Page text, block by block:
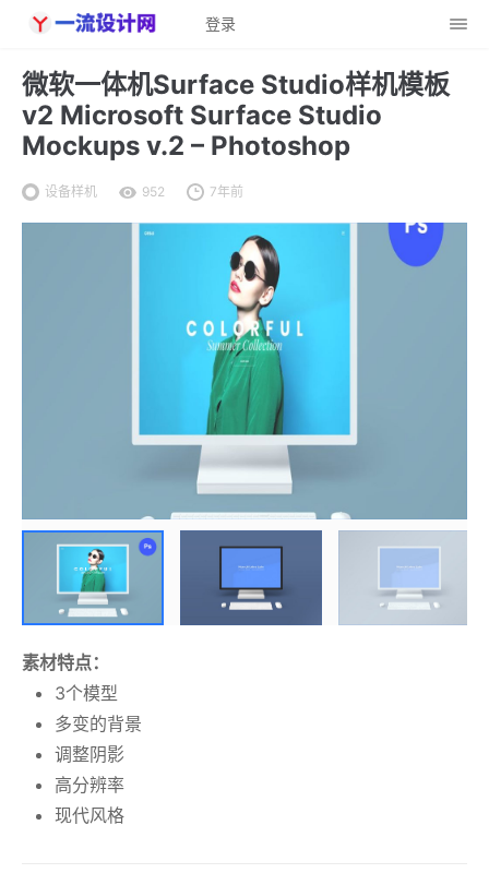
登录
微软一体机Surface Studio样机模板
v2 Microsoft Surface Studio
Mockups v.2 – Photoshop
设备样机 952 7年前
素材特点：
3个模型
多变的背景
调整阴影
高分辨率
现代风格